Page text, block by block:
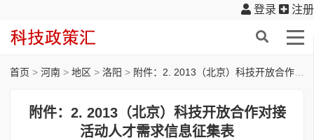
登录 注册
首页 > 河南 > 地区 > 洛阳 > 附件：2. 2013（北京）科技开放合作对接活动人才需求信息征集表
附件：2. 2013（北京）科技开放合作对接
活动人才需求信息征集表